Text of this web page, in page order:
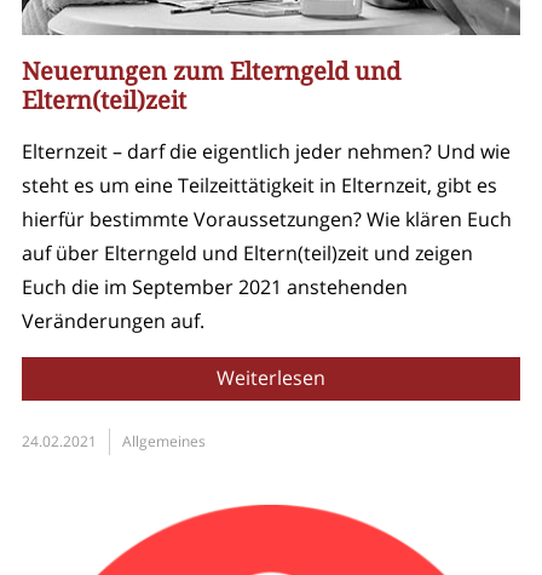
Neuerungen zum Elterngeld und
Eltern(teil)zeit
Elternzeit – darf die eigentlich jeder nehmen? Und wie
steht es um eine Teilzeittätigkeit in Elternzeit, gibt es
hierfür bestimmte Voraussetzungen? Wie klären Euch
auf über Elterngeld und Eltern(teil)zeit und zeigen
Euch die im September 2021 anstehenden
Veränderungen auf.
Weiterlesen
24.02.2021 Allgemeines